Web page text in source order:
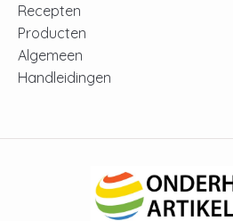
Recepten
Producten
Algemeen
Handleidingen